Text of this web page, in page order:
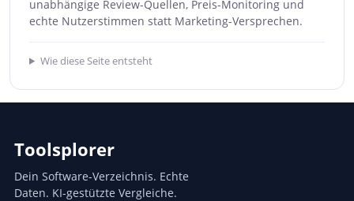
unabhängige Review-Quellen, Preis-Monitoring und
echte Nutzerstimmen statt Marketing-Versprechen.
Wie diese Seite entsteht
Toolsplorer
Dein Software-Verzeichnis. Echte
Daten. KI-gestützte Vergleiche.